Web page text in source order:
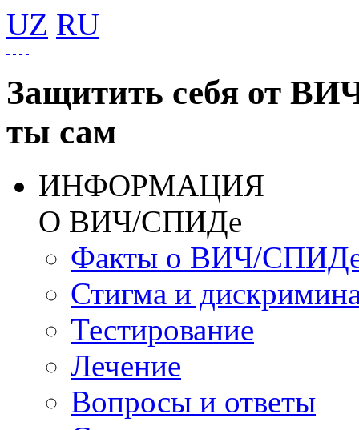
UZ RU
Защитить себя от
ты сам
ИНФОРМАЦИЯ
О ВИЧ/СПИДе
Факты о ВИЧ/
Стигма и
Тестирование
Лечение
Вопросы и ответы